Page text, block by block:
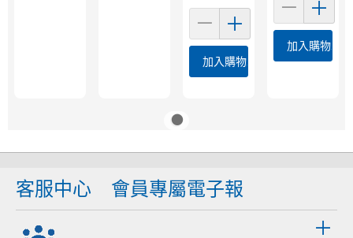
加入購物車
加入購物車
客服中心 會員專屬電子報